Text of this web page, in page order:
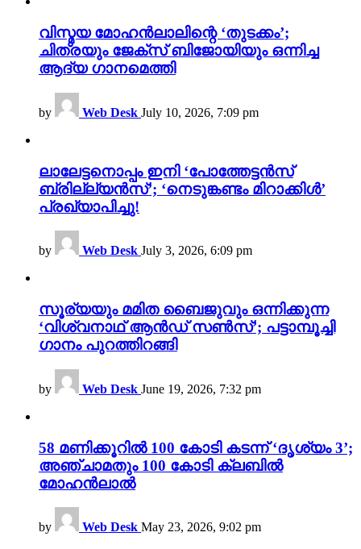
വിസ്മയ മോഹൻലാലിന്റെ ‘തുടക്കം’;
ചിത്രയും ജേക്സ് ബിജോയിയും ഒന്നിച്ച
ആദ്യ ഗാനമെത്തി
by Web Desk July 10, 2026, 7:09 pm
ലാലേട്ടനൊപ്പം ഇനി ‘പോത്തേട്ടൻസ്
ബ്രില്ല്യൻസ്’; ‘നെടുങ്കണ്ടം മിറാക്കിൾ’
പ്രഖ്യാപിച്ചു!
by Web Desk July 3, 2026, 6:09 pm
സൂര്യയും മമിത ബൈജുവും ഒന്നിക്കുന്ന
‘വിശ്വനാഥ് ആൻഡ് സൺസ്’; പട്ടാമ്പൂച്ചി
ഗാനം പുറത്തിറങ്ങി
by Web Desk June 19, 2026, 7:32 pm
58 മണിക്കൂറിൽ 100 കോടി കടന്ന് ‘ദൃശ്യം 3’;
അഞ്ചാമതും 100 കോടി ക്ലബിൽ
മോഹൻലാൽ
by Web Desk May 23, 2026, 9:02 pm